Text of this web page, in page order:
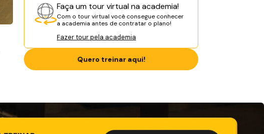
Faça um tour virtual na academia!
Com o tour virtual você consegue conhecer
a academia antes de contratar o plano!
Fazer tour pela academia
Quero treinar aqui!